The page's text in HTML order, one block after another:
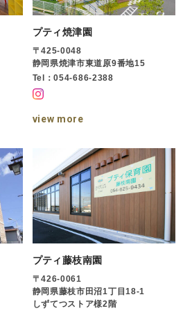
プティ焼津園
〒425-0048
静岡県焼津市東道原9番地15
Tel：054-686-2388
view more
プティ藤枝南園
〒426-0061
静岡県藤枝市田沼1丁目18-1
しずてつストア様2階